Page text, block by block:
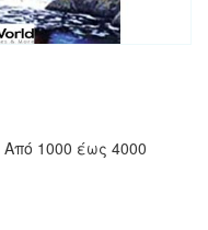
Από 1000 έως 4000